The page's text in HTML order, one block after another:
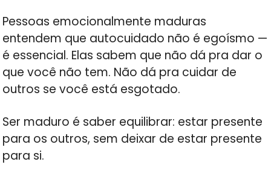
Pessoas emocionalmente maduras
entendem que autocuidado não é egoísmo —
é essencial. Elas sabem que não dá pra dar o
que você não tem. Não dá pra cuidar de
outros se você está esgotado.
Ser maduro é saber equilibrar: estar presente
para os outros, sem deixar de estar presente
para si.